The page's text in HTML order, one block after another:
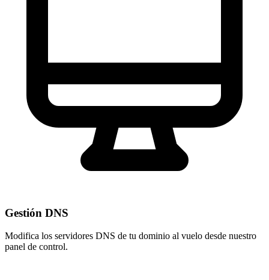
Gestión DNS
Modifica los servidores DNS de tu dominio al vuelo desde nuestro
panel de control.